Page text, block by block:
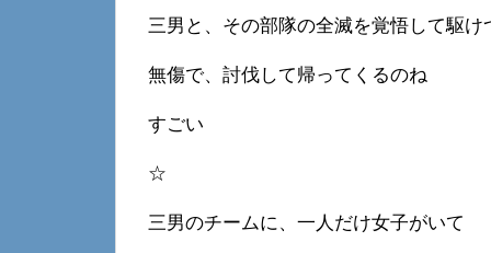
三男と、その部隊の全滅を覚悟して駆け
無傷で、討伐して帰ってくるのね
すごい
☆
三男のチームに、一人だけ女子がいて